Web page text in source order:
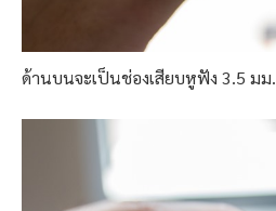
ด้านบนจะเป็นช่องเสียบหูฟัง 3.5 มม.